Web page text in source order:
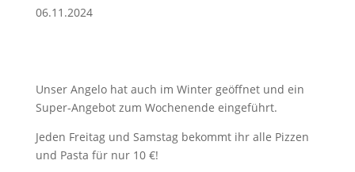
06.11.2024
Unser Angelo hat auch im Winter geöffnet und ein
Super-Angebot zum Wochenende eingeführt.
Jeden Freitag und Samstag bekommt ihr alle Pizzen
und Pasta für nur 10 €!